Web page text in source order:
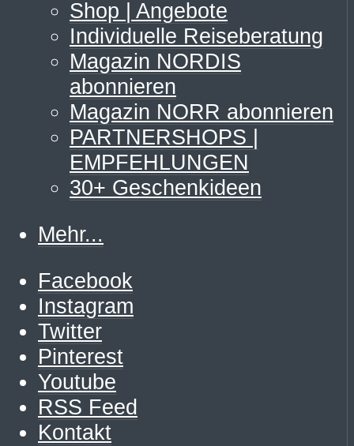
Shop | Angebote
Individuelle Reiseberatung
Magazin NORDIS
abonnieren
Magazin NORR abonnieren
PARTNERSHOPS |
EMPFEHLUNGEN
30+ Geschenkideen
Mehr...
Facebook
Instagram
Twitter
Pinterest
Youtube
RSS Feed
Kontakt